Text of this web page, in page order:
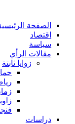
الصفحة
اقتصاد
سياسة
مقالات الرأي
زوايا ثابتة
دراسات